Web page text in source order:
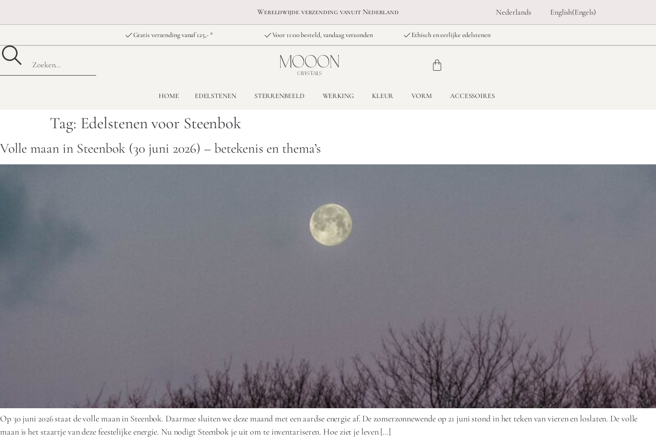
Wereldwijde verzending vanuit Nederland Nederlands English(Engels)
Gratis verzending vanaf 125,- * Voor 11:00 besteld, vandaag verzonden Ethisch en eerlijke edelstenen
HOME EDELSTENEN STERRENBEELD WERKING KLEUR VORM ACCESSOIRES
Tag: Edelstenen voor Steenbok
Volle maan in Steenbok (30 juni 2026) – betekenis en thema’s
Op 30 juni 2026 staat de volle maan in Steenbok. Daarmee sluiten we deze maand met een aardse energie af. De zomerzonnewende op 21 juni stond in het teken van vieren en loslaten. De volle
maan is het staartje van deze feestelijke energie. Nu nodigt Steenbok je uit om te inventariseren. Hoe ziet je leven […]